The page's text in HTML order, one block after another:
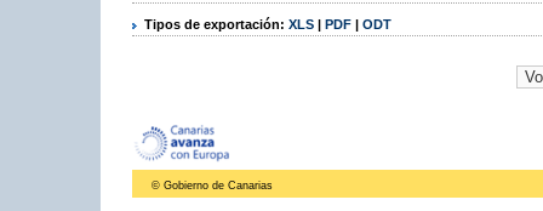
Tipos de exportación: XLS | PDF | ODT
© Gobierno de Canarias